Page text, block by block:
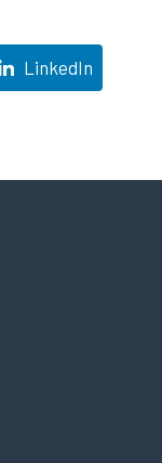
LinkedIn